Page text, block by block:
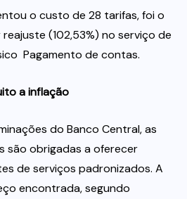
o custo de 28 tarifas, foi o
(102,53%) no serviço de
 Pagamento de contas.
a inflação
do Banco Central, as
são obrigadas a oferecer
de serviços padronizados. A
encontrada, segundo